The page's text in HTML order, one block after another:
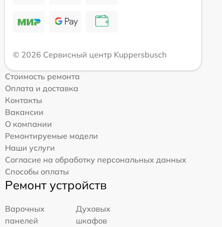
© 2026 Сервисный центр Kuppersbusch
Стоимость ремонта
Оплата и доставка
Контакты
Вакансии
О компании
Ремонтируемые модели
Наши услуги
Согласие на обработку персональных данных
Способы оплаты
Ремонт устройств
Варочных
панелей
Духовых
шкафов